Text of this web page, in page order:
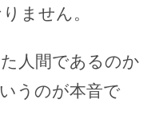
ません。
人間であるのか
うのが本音で